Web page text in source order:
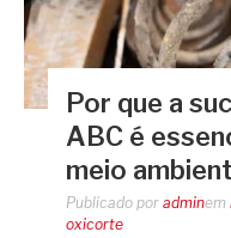
Por que a
ABC é
meio
Publicado por adminem
oxicorte